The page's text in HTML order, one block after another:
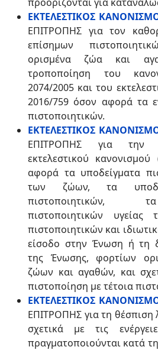
ΕΚΤΕΛΕΣΤΙΚΟΣ
ΕΠΙΤΡΟΠΗΣ για τον
επίσημων
ορισμένα ζώα και
τροποποίηση του
2074/2005 και του
2016/759 όσον αφορά τα
πιστοποιητικών.
ΕΚΤΕΛΕΣΤΙΚΟΣ
ΕΠΙΤΡΟΠΗΣ για την
εκτελεστικού
αφορά τα υποδείγματα
των ζώων, τα
πιστοποιητικών,
πιστοποιητικών
πιστοποιητικών και
είσοδο στην Ένωση ή τη
της Ένωσης, φορτίων
ζώων και αγαθών, και
πιστοποίηση με τέτοια
ΕΚΤΕΛΕΣΤΙΚΟΣ
ΕΠΙΤΡΟΠΗΣ για τη
σχετικά με τις
πραγματοποιούνται κατά